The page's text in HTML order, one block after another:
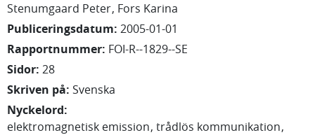
Stenumgaard Peter Fors Karina
Publiceringsdatum: 2005-01-01
Rapportnummer: FOI-R--1829--SE
Sidor: 28
Skriven på: Svenska
Nyckelord:
elektromagnetisk emission trådlös kommunikation